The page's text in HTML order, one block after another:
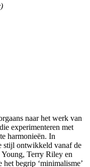
naar het werk van
experimenteren met
harmonieën. In
stijl ontwikkeld vanaf de
Terry Riley en
begrip ‘minimalisme’